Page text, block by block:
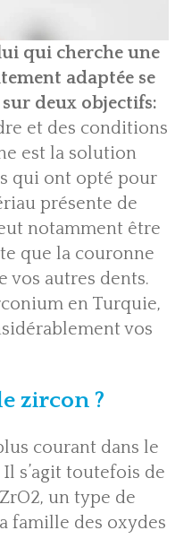
qui cherche une
adaptée se
deux objectifs:
et des conditions
est la solution
qui ont opté pour
présente de
notamment être
que la couronne
vos autres dents.
en Turquie,
vos
zircon ?
courant dans le
s’agit toutefois de
un type de
famille des oxydes